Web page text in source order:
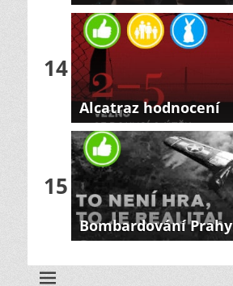
14
Alcatraz hodnocení
15
Bombardování Prahy